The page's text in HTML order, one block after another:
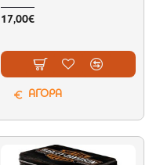
17,00€
ΑΓΟΡΑ